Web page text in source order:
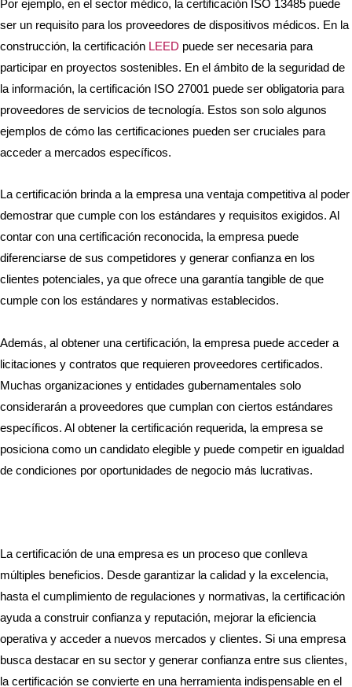
Por ejemplo, en el sector médico, la certificación ISO 13485 puede
ser un requisito para los proveedores de dispositivos médicos. En la
construcción, la certificación LEED puede ser necesaria para
participar en proyectos sostenibles. En el ámbito de la seguridad de
la información, la certificación ISO 27001 puede ser obligatoria para
proveedores de servicios de tecnología. Estos son solo algunos
ejemplos de cómo las certificaciones pueden ser cruciales para
acceder a mercados específicos.
La certificación brinda a la empresa una ventaja competitiva al poder
demostrar que cumple con los estándares y requisitos exigidos. Al
contar con una certificación reconocida, la empresa puede
diferenciarse de sus competidores y generar confianza en los
clientes potenciales, ya que ofrece una garantía tangible de que
cumple con los estándares y normativas establecidos.
Además, al obtener una certificación, la empresa puede acceder a
licitaciones y contratos que requieren proveedores certificados.
Muchas organizaciones y entidades gubernamentales solo
considerarán a proveedores que cumplan con ciertos estándares
específicos. Al obtener la certificación requerida, la empresa se
posiciona como un candidato elegible y puede competir en igualdad
de condiciones por oportunidades de negocio más lucrativas.
La certificación de una empresa es un proceso que conlleva
múltiples beneficios. Desde garantizar la calidad y la excelencia,
hasta el cumplimiento de regulaciones y normativas, la certificación
ayuda a construir confianza y reputación, mejorar la eficiencia
operativa y acceder a nuevos mercados y clientes. Si una empresa
busca destacar en su sector y generar confianza entre sus clientes,
la certificación se convierte en una herramienta indispensable en el